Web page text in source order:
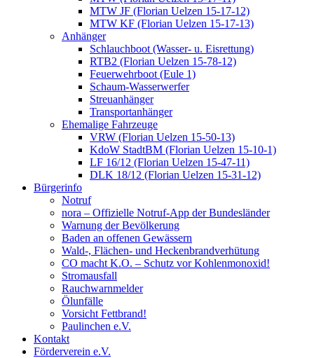
MTW JF (Florian Uelzen 15-17-12)
MTW KF (Florian Uelzen 15-17-13)
Anhänger
Schlauchboot (Wasser- u. Eisrettung)
RTB2 (Florian Uelzen 15-78-12)
Feuerwehrboot (Eule 1)
Schaum-Wasserwerfer
Streuanhänger
Transportanhänger
Ehemalige Fahrzeuge
VRW (Florian Uelzen 15-50-13)
KdoW StadtBM (Florian Uelzen 15-10-1)
LF 16/12 (Florian Uelzen 15-47-11)
DLK 18/12 (Florian Uelzen 15-31-12)
Bürgerinfo
Notruf
nora – Offizielle Notruf-App der Bundesländer
Warnung der Bevölkerung
Baden an offenen Gewässern
Wald-, Flächen- und Heckenbrandverhütung
CO macht K.O. – Schutz vor Kohlenmonoxid!
Stromausfall
Rauchwarnmelder
Ölunfälle
Vorsicht Fettbrand!
Paulinchen e.V.
Kontakt
Förderverein e.V.